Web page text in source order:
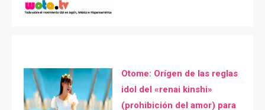
Otome: Orígen de las reglas
idol del «renai kinshi»
(prohibición del amor) para